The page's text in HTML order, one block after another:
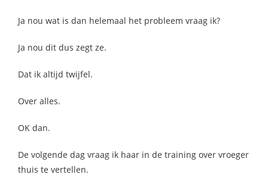
Ja nou wat is dan helemaal het probleem vraag ik?
Ja nou dit dus zegt ze.
Dat ik altijd twijfel.
Over alles.
OK dan.
De volgende dag vraag ik haar in de training over vroeger
thuis te vertellen.